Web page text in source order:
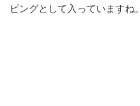
ピングとして入っていますね。